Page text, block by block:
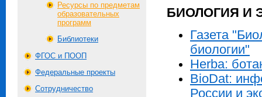
Ресурсы по предметам
образовательных
программ
Библиотеки
ФГОС и ПООП
Федеральные проекты
Сотрудничество
БИОЛОГИЯ И
Газета
биологии"
Herba:
BioDat:
России и